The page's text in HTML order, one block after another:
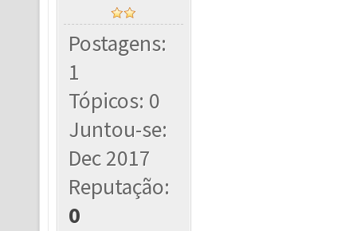
Postagens:
1
Tópicos: 0
Juntou-se:
Dec 2017
Reputação:
0